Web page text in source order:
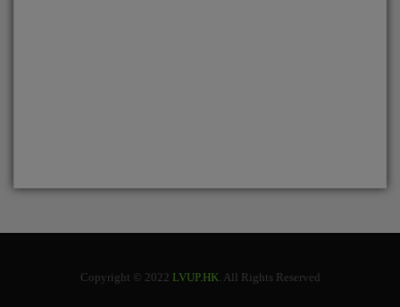
Copyright © 2022 LVUP.HK. All Rights Reserved